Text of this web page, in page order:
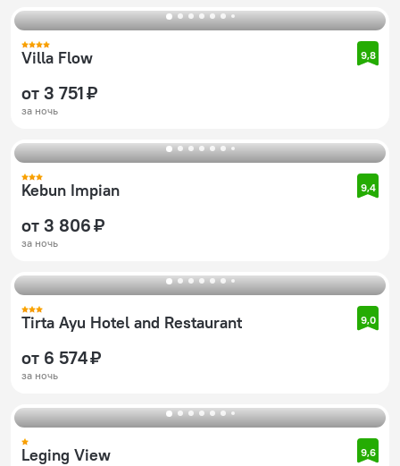
Villa Flow 9,8
от 3 751 ₽
за ночь
Kebun Impian 9,4
от 3 806 ₽
за ночь
Tirta Ayu Hotel and Restaurant 9,0
от 6 574 ₽
за ночь
Leging View 9,6